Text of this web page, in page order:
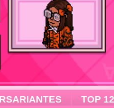
TOP 12